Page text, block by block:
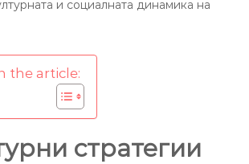
и социалната динамика на
the article:
стратегии